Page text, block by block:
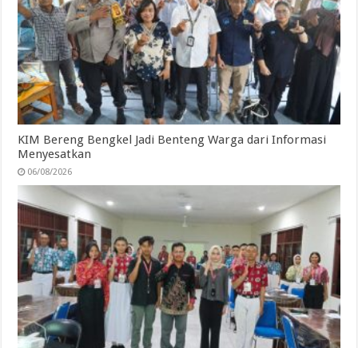
KIM Bereng Bengkel Jadi Benteng Warga dari Informasi
Menyesatkan
06/08/2026